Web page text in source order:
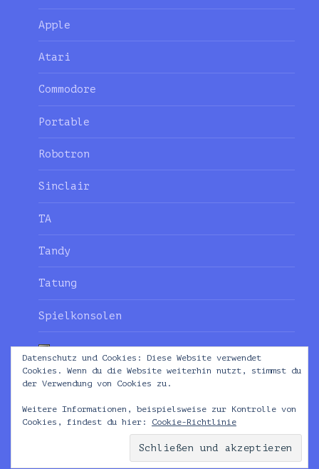
Apple
Atari
Commodore
Portable
Robotron
Sinclair
TA
Tandy
Tatung
Spielkonsolen
**** THE HOMECOMPUTER GUY ****
Datenschutzerklärung
ABONNIEREN
Datenschutz und Cookies: Diese Website verwendet
Cookies. Wenn du die Website weiterhin nutzt, stimmst du
der Verwendung von Cookies zu.
Weitere Informationen, beispielsweise zur Kontrolle von
Cookies, findest du hier: Cookie-Richtlinie